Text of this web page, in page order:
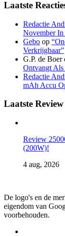
Laatste
Redactie
November
Gebo op
Verkrijgbaar”
G.P. de Boer
Ontvangt Als
Redactie
mAh Accu
Laatste Review
Review
(200W)!
4 aug, 2026
De logo's en de
eigendom van
voorbehouden.